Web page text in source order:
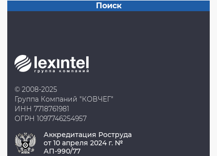
© 2008-2025
Группа Компаний "КОВЧЕГ"
ИНН 7718761981
ОГРН 1097746254957
Аккредитация Роструда
от 10 апреля 2024 г. №
АП-990/77